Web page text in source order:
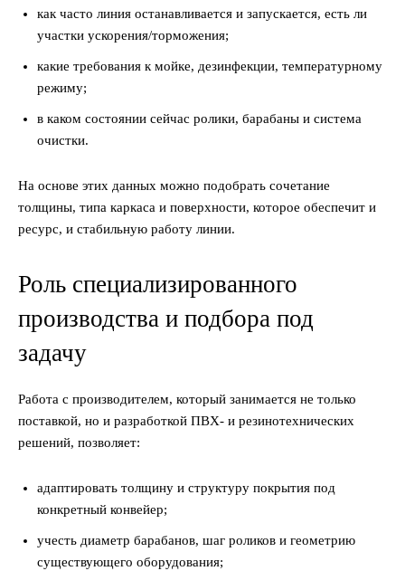
как часто линия останавливается и запускается, есть ли
участки ускорения/торможения;
какие требования к мойке, дезинфекции, температурному
режиму;
в каком состоянии сейчас ролики, барабаны и система
очистки.
На основе этих данных можно подобрать сочетание
толщины, типа каркаса и поверхности, которое обеспечит и
ресурс, и стабильную работу линии.
Роль специализированного
производства и подбора под
задачу
Работа с производителем, который занимается не только
поставкой, но и разработкой ПВХ- и резинотехнических
решений, позволяет:
адаптировать толщину и структуру покрытия под
конкретный конвейер;
учесть диаметр барабанов, шаг роликов и геометрию
существующего оборудования;